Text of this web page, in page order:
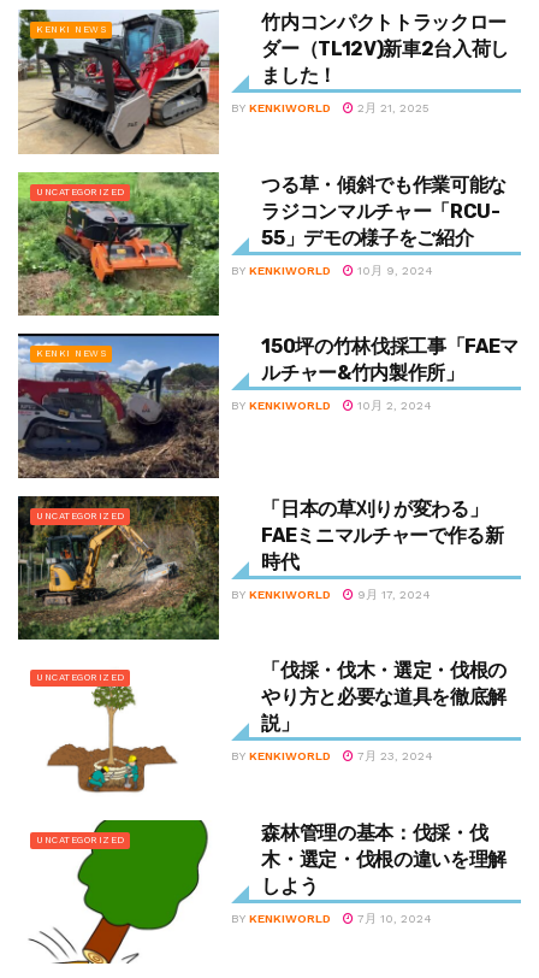
KENKI NEWS
竹内コンパクトトラックロー
ダー（TL12V)新車2台入荷し
ました！
BY KENKIWORLD 2月 21, 2025
UNCATEGORIZED
つる草・傾斜でも作業可能な
ラジコンマルチャー「RCU-
55」デモの様子をご紹介
BY KENKIWORLD 10月 9, 2024
KENKI NEWS
150坪の竹林伐採工事「FAEマ
ルチャー&竹内製作所」
BY KENKIWORLD 10月 2, 2024
UNCATEGORIZED
「日本の草刈りが変わる」
FAEミニマルチャーで作る新
時代
BY KENKIWORLD 9月 17, 2024
UNCATEGORIZED
「伐採・伐木・選定・伐根の
やり方と必要な道具を徹底解
説」
BY KENKIWORLD 7月 23, 2024
UNCATEGORIZED
森林管理の基本：伐採・伐
木・選定・伐根の違いを理解
しよう
BY KENKIWORLD 7月 10, 2024